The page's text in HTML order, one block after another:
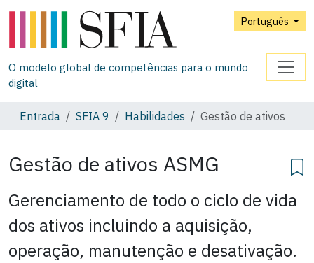
Português
O modelo global de competências para o mundo
digital
Entrada SFIA 9 Habilidades Gestão de ativos
Gestão de ativos ASMG
Gerenciamento de todo o ciclo de vida
dos ativos incluindo a aquisição,
operação, manutenção e desativação.